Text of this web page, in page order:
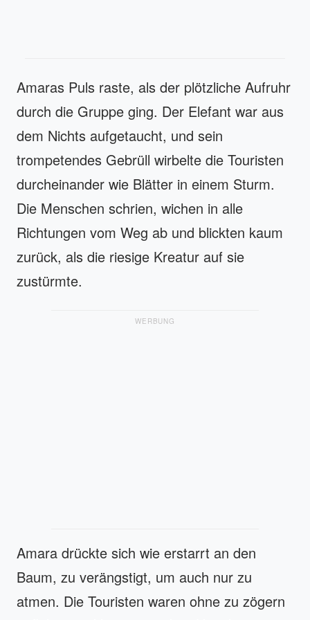
Amaras Puls raste, als der plötzliche Aufruhr
durch die Gruppe ging. Der Elefant war aus
dem Nichts aufgetaucht, und sein
trompetendes Gebrüll wirbelte die Touristen
durcheinander wie Blätter in einem Sturm.
Die Menschen schrien, wichen in alle
Richtungen vom Weg ab und blickten kaum
zurück, als die riesige Kreatur auf sie
zustürmte.
WERBUNG
Amara drückte sich wie erstarrt an den
Baum, zu verängstigt, um auch nur zu
atmen. Die Touristen waren ohne zu zögern